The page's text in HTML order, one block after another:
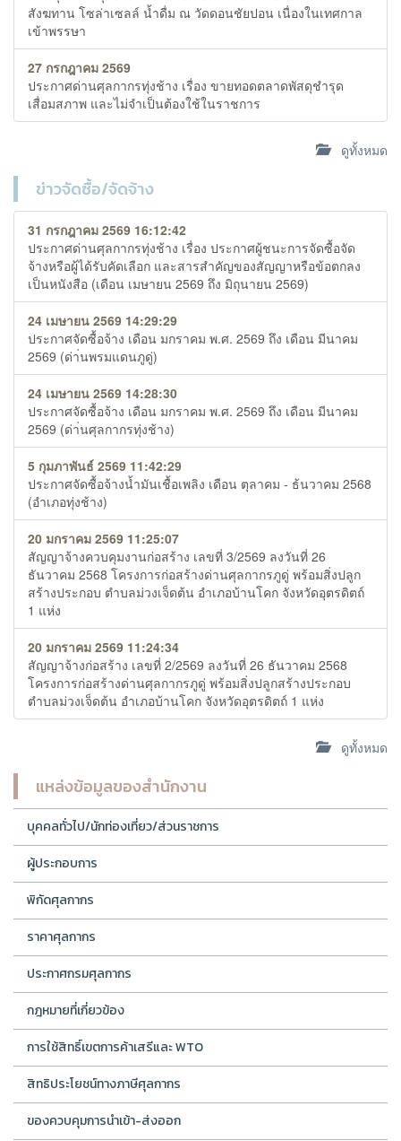
สังฆทาน โซล่าเซลล์ น้ำดื่ม ณ วัดดอนชัยปอน เนื่องในเทศกาล
เข้าพรรษา
27 กรกฎาคม 2569
ประกาศด่านศุลกากรทุ่งช้าง เรื่อง ขายทอดตลาดพัสดุชำรุด
เสื่อมสภาพ และไม่จำเป็นต้องใช้ในราชการ
ดูทั้งหมด
ข่าวจัดซื้อ/จัดจ้าง
31 กรกฎาคม 2569 16:12:42
ประกาศด่านศุลกากรทุ่งช้าง เรื่อง ประกาศผู้ชนะการจัดซื้อจัด
จ้างหรือผู้ได้รับคัดเลือก และสารสำคัญของสัญญาหรือข้อตกลง
เป็นหนังสือ (เดือน เมษายน 2569 ถึง มิถุนายน 2569)
24 เมษายน 2569 14:29:29
ประกาศจัดซื้อจ้าง เดือน มกราคม พ.ศ. 2569 ถึง เดือน มีนาคม
2569 (ด่า่นพรมแดนภูดู่)
24 เมษายน 2569 14:28:30
ประกาศจัดซื้อจ้าง เดือน มกราคม พ.ศ. 2569 ถึง เดือน มีนาคม
2569 (ด่า่นศุลกากรทุ่งช้าง)
5 กุมภาพันธ์ 2569 11:42:29
ประกาศจัดซื้อจ้างน้ำมันเชื้อเพลิง เดือน ตุลาคม - ธ้นวาคม 2568
(อำเภอทุ่งช้าง)
20 มกราคม 2569 11:25:07
สัญญาจ้างควบคุมงานก่อสร้าง เลขที่ 3/2569 ลงวันที่ 26
ธันวาคม 2568 โครงการก่อสร้างด่านศุลกากรภูดู่ พร้อมสิ่งปลูก
สร้างประกอบ ตำบลม่วงเจ็ดต้น อำเภอบ้านโคก จังหวัดอุตรดิตถ์
1 แห่ง
20 มกราคม 2569 11:24:34
สัญญาจ้างก่อสร้าง เลขที่ 2/2569 ลงวันที่ 26 ธันวาคม 2568
โครงการก่อสร้างด่านศุลกากรภูดู่ พร้อมสิ่งปลูกสร้างประกอบ
ตำบลม่วงเจ็ดต้น อำเภอบ้านโคก จังหวัดอุตรดิตถ์ 1 แห่ง
ดูทั้งหมด
แหล่งข้อมูลของสำนักงาน
บุคคลทั่วไป/นักท่องเที่ยว/ส่วนราชการ
ผู้ประกอบการ
พิกัดศุลกากร
ราคาศุลกากร
ประกาศกรมศุลกากร
กฎหมายที่เกี่ยวข้อง
การใช้สิทธิ์เขตการค้าเสรีและ WTO
สิทธิประโยชน์ทางภาษีศุลกากร
ของควบคุมการนำเข้า-ส่งออก